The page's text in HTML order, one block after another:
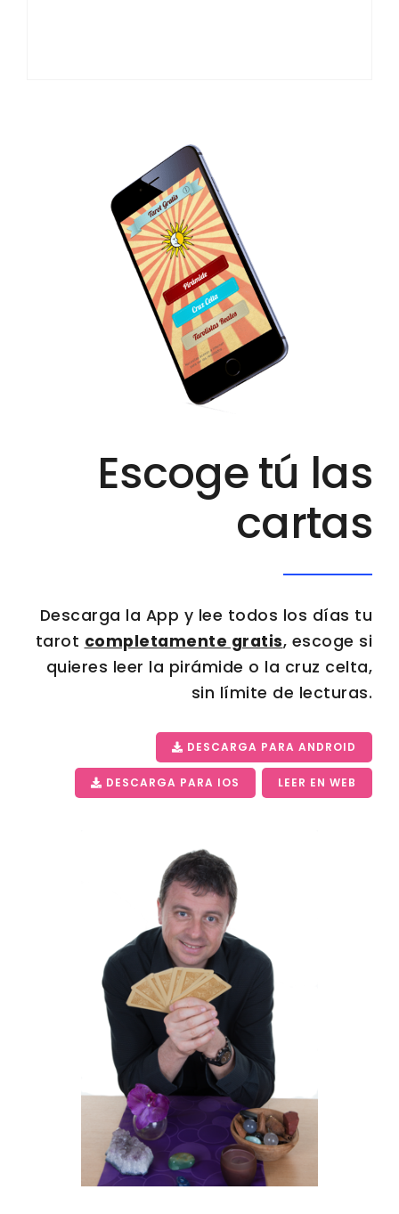
Escoge tú las
cartas
Descarga la App y lee todos los días tu
tarot completamente gratis, escoge si
quieres leer la pirámide o la cruz celta,
sin límite de lecturas.
DESCARGA PARA ANDROID
DESCARGA PARA IOS LEER EN WEB